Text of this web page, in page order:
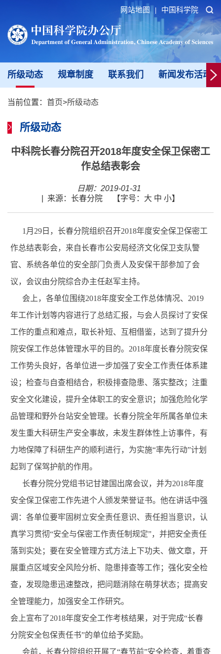
网站地图 中国科学院
所级动态 规章制度 联系我们 新闻发布活动
当前位置： 首页>所级动态
所级动态
中科院长春分院召开2018年度安全保卫保密工
作总结表彰会
日期：2019-01-31
来源：长春分院 【字号： 大 中 小】
1月29日，长春分院组织召开2018年度安全保卫保密工
作总结表彰会，来自长春市公安局经济文化保卫支队警
官、系统各单位的安全部门负责人及安保干部参加了会
议，会议由分院综合办主任赵军主持。
会上，各单位围绕2018年度安全工作总体情况、2019
年工作计划等内容进行了总结汇报，与会人员探讨了安保
工作的重点和难点，取长补短、互相借鉴，达到了提升分
院安保工作总体管理水平的目的。2018年度长春分院安保
工作势头良好，各单位进一步加强了安全工作责任体系建
设；检查与自查相结合，积极排查隐患、落实整改；注重
安全文化建设，提升全体职工的安全意识；加强危险化学
品管理和野外台站安全管理。长春分院全年所属各单位未
发生重大科研生产安全事故，未发生群体性上访事件，有
力地保障了科研生产的顺利进行，为实施“率先行动”计划
起到了保驾护航的作用。
长春分院分党组书记甘建国出席会议，并为2018年度
安全保卫保密工作先进个人颁发荣誉证书。他在讲话中强
调：各单位要牢固树立安全责任意识、责任担当意识，认
真学习贯彻“安全与保密工作责任制规定”，并把安全责任
落到实处；要在安全管理方式方法上下功夫、做文章，开
展重点区域安全风险分析、隐患排查等工作；强化安全检
查，发现隐患迅速整改，把问题消除在萌芽状态；提高安
全管理能力，加强安全工作研究。
会上宣布了2018年度安全工作考核结果，对于完成“长春
分院安全包保责任书”的单位给予奖励。
会前，长春分院组织开展了“春节前”安全检查，着重查